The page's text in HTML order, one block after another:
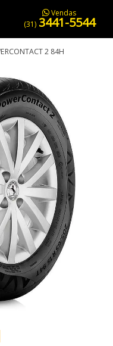
NOSSA LOJA
Vendas
(31) 3441-5544
2 84H